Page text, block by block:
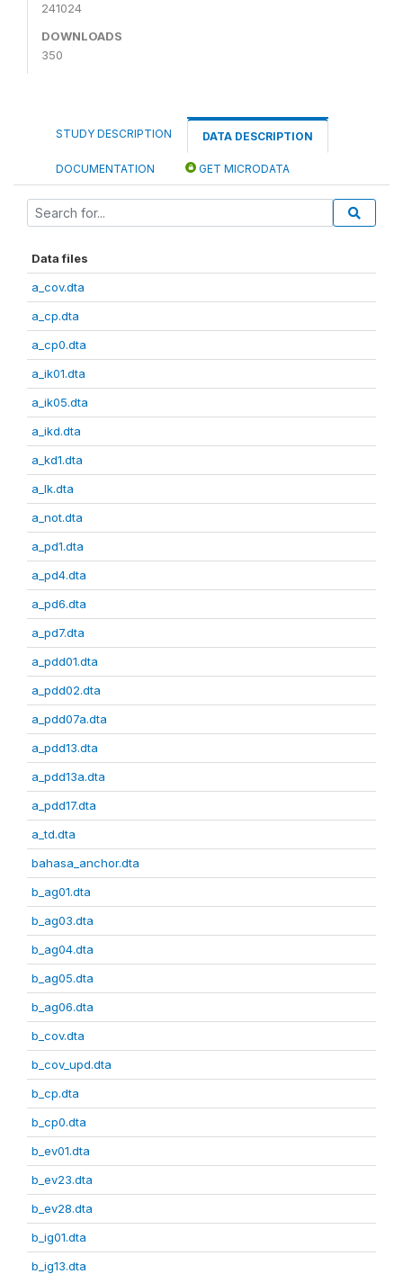
241024
DOWNLOADS
350
STUDY DESCRIPTION DATA DESCRIPTION
DOCUMENTATION GET MICRODATA
Data files
a_cov.dta
a_cp.dta
a_cp0.dta
a_ik01.dta
a_ik05.dta
a_ikd.dta
a_kd1.dta
a_lk.dta
a_not.dta
a_pd1.dta
a_pd4.dta
a_pd6.dta
a_pd7.dta
a_pdd01.dta
a_pdd02.dta
a_pdd07a.dta
a_pdd13.dta
a_pdd13a.dta
a_pdd17.dta
a_td.dta
bahasa_anchor.dta
b_ag01.dta
b_ag03.dta
b_ag04.dta
b_ag05.dta
b_ag06.dta
b_cov.dta
b_cov_upd.dta
b_cp.dta
b_cp0.dta
b_ev01.dta
b_ev23.dta
b_ev28.dta
b_ig01.dta
b_ig13.dta